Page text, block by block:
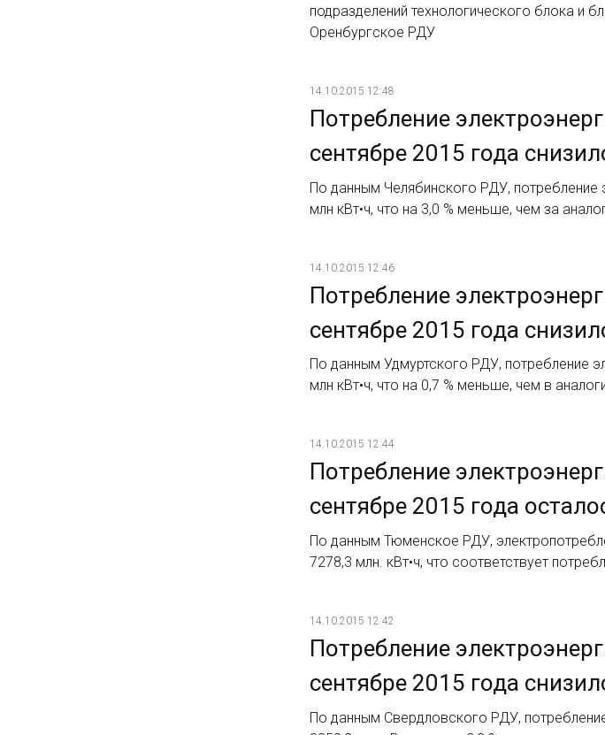
подразделений технологического блока и
Оренбургское РДУ
14.10.2015 12:48
Потребление
сентябре 2015 года
По данным Челябинского РДУ, потребление
млн кВт•ч, что на 3,0 % меньше, чем за
14.10.2015 12:46
Потребление
сентябре 2015 года
По данным Удмуртского РДУ, потребление
млн кВт•ч, что на 0,7 % меньше, чем в
14.10.2015 12:44
Потребление
сентябре 2015 года
По данным Тюменское РДУ,
7278,3 млн. кВт•ч, что соответствует
14.10.2015 12:42
Потребление
сентябре 2015 года
По данным Свердловского РДУ,